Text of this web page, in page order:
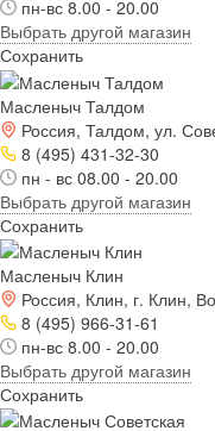
пн-вс 8.00 - 20.00
Выбрать другой магазин
Сохранить
Масленыч Талдом
Россия, Талдом, ул.
8 (495) 431-32-30
пн - вс 08.00 - 20.00
Выбрать другой магазин
Сохранить
Масленыч Клин
Россия, Клин, г. Клин,
8 (495) 966-31-61
пн-вс 8.00 - 20.00
Выбрать другой магазин
Сохранить